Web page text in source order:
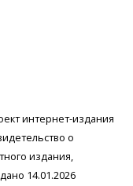
интернет-издания
о
издания,
14.01.2026